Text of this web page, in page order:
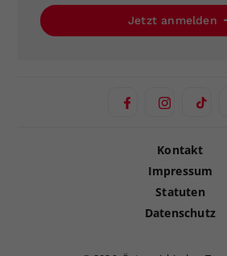
Jetzt anmelden
Kontakt
Impressum
Statuten
Datenschutz